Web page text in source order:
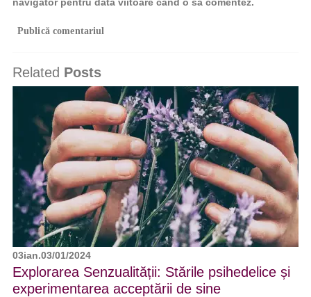
Related Posts
03ian.03/01/2024
Explorarea Senzualității: Stările psihedelice și
experimentarea acceptării de sine